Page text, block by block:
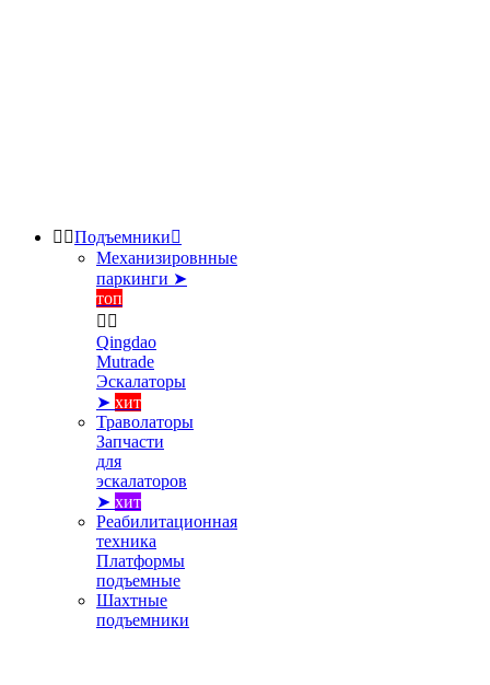
 Подъемники
Механизировнные
паркинги ➤
топ
 
Qingdao
Mutrade
Эскалаторы
➤ хит
Траволаторы
Запчасти
для
эскалаторов
➤ хит
Реабилитационная
техника
Платформы
подъемные
Шахтные
подъемники